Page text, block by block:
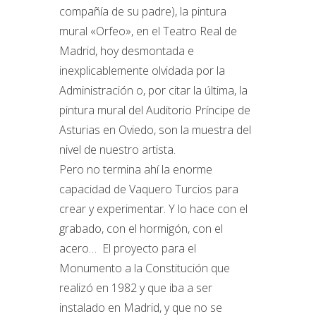
compañía de su padre), la pintura
mural «Orfeo», en el Teatro Real de
Madrid, hoy desmontada e
inexplicablemente olvidada por la
Administración o, por citar la última, la
pintura mural del Auditorio Príncipe de
Asturias en Oviedo, son la muestra del
nivel de nuestro artista.
Pero no termina ahí la enorme
capacidad de Vaquero Turcios para
crear y experimentar. Y lo hace con el
grabado, con el hormigón, con el
acero… El proyecto para el
Monumento a la Constitución que
realizó en 1982 y que iba a ser
instalado en Madrid, y que no se